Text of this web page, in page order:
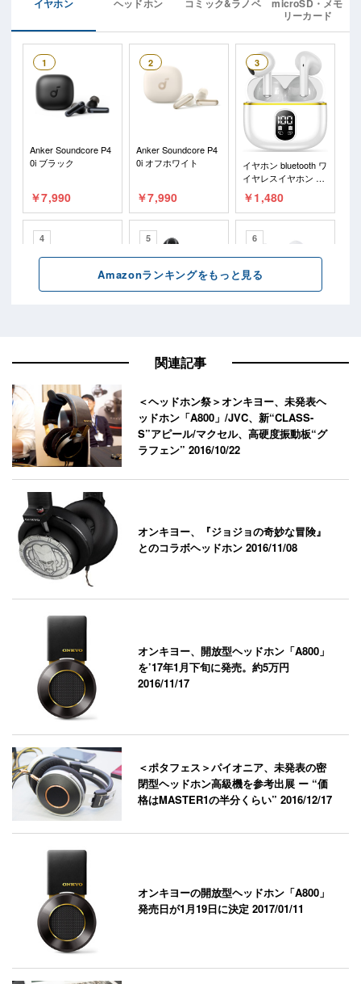
関連記事
＜ヘッドホン祭＞オンキヨー、未発表ヘ
ッドホン「A800」/JVC、新“CLASS-
S”アピール/マクセル、高硬度振動板“グ
ラフェン”2016/10/22
オンキヨー、『ジョジョの奇妙な冒険』
とのコラボヘッドホン2016/11/08
オンキヨー、開放型ヘッドホン「A800」
を’17年1月下旬に発売。約5万円
2016/11/17
＜ポタフェス＞パイオニア、未発表の密
閉型ヘッドホン高級機を参考出展 ー “価
格はMASTER1の半分くらい”2016/12/17
オンキヨーの開放型ヘッドホン「A800」
発売日が1月19日に決定2017/01/11